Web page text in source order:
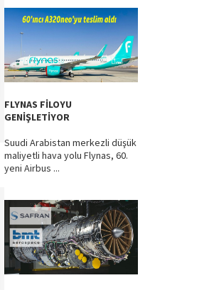
FLYNAS FİLOYU
GENİŞLETİYOR
Suudi Arabistan merkezli düşük
maliyetli hava yolu Flynas, 60.
yeni Airbus ...